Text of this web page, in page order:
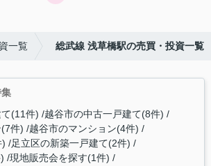
一覧 総武線 浅草橋駅の売買・投資一覧
(11件) 越谷市の中古一戸建て(8件)
件) 越谷市のマンション(4件)
) 足立区の新築一戸建て(2件)
現地販売会を探す(1件)